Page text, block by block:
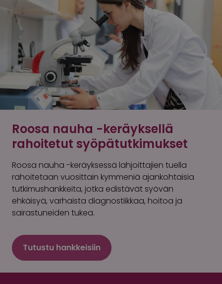
Roosa nauha -keräyksellä
rahoitetut syöpätutkimukset
Roosa nauha -keräyksessä lahjoittajien tuella
rahoitetaan vuosittain kymmeniä ajankohtaisia
tutkimushankkeita, jotka edistävät syövän
ehkäisyä, varhaista diagnostiikkaa, hoitoa ja
sairastuneiden tukea.
Tutustu hankkeisiin